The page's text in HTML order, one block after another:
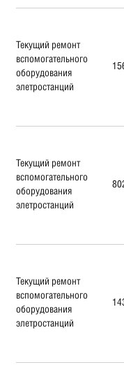
Текущий ремонт
вспомогательного
оборудования
элетростанций
Текущий ремонт
вспомогательного
оборудования
элетростанций
Текущий ремонт
вспомогательного
оборудования
элетростанций